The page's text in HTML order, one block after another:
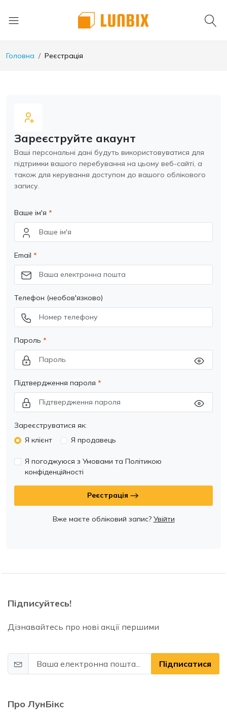
Головна Реєстрація
Зареєструйте акаунт
Ваші персональні дані будуть використовуватися для
підтримки вашого перебування на цьому веб-сайті, а
також для керування доступом до вашого облікового
запису.
Ваше ім'я
Email
Телефон (необов'язково)
Пароль
Підтвердження пароля
Зареєструватися як:
Я клієнт
Я продавець
Я погоджуюся з Умовами та Політикою
конфіденційності
Реєстрація
Вже маєте обліковий запис? Увійти
Підписуйтесь!
Дізнавайтесь про нові акції першими
Підписатися
Про ЛунБікс